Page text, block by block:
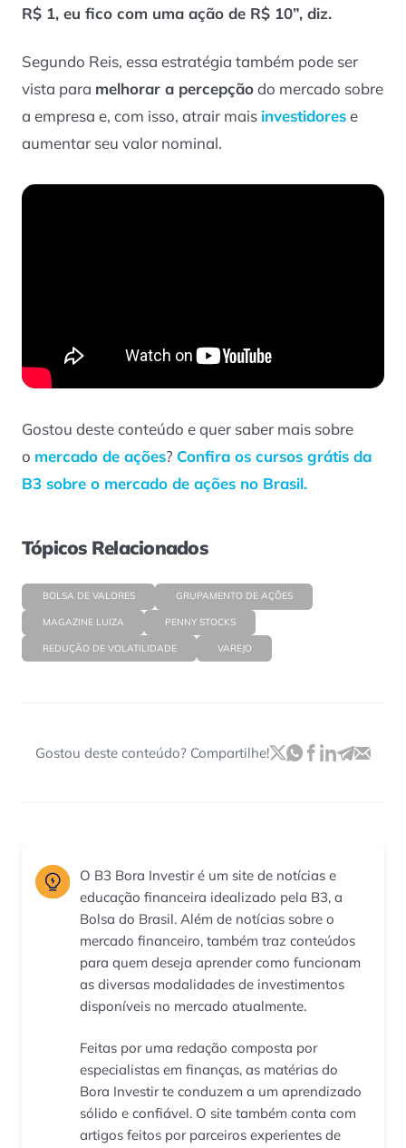
R$ 1, eu fico com uma ação de R$ 10”, diz.
Segundo Reis, essa estratégia também pode ser
vista para melhorar a percepçãodo mercado sobre
a empresa e, com isso, atrair mais investidorese
aumentar seu valor nominal.
Gostou deste conteúdo e quer saber mais sobre
o mercado de ações? Confira os cursos grátis da
B3 sobre o mercado de ações no Brasil.
Tópicos Relacionados
BOLSA DE VALORES GRUPAMENTO DE AÇÕES
MAGAZINE LUIZA PENNY STOCKS
REDUÇÃO DE VOLATILIDADE VAREJO
Gostou deste conteúdo? Compartilhe!
O B3 Bora Investir é um site de notícias e
educação financeira idealizado pela B3, a
Bolsa do Brasil. Além de notícias sobre o
mercado financeiro, também traz conteúdos
para quem deseja aprender como funcionam
as diversas modalidades de investimentos
disponíveis no mercado atualmente.
Feitas por uma redação composta por
especialistas em finanças, as matérias do
Bora Investir te conduzem a um aprendizado
sólido e confiável. O site também conta com
artigos feitos por parceiros experientes de